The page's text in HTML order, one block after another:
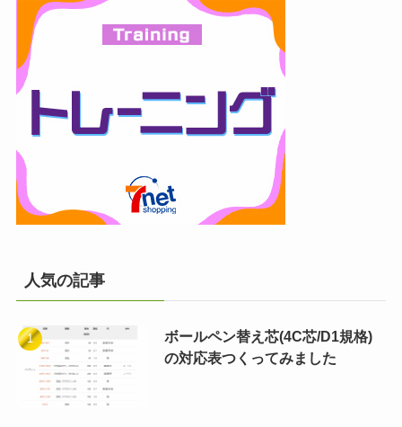
人気の記事
ボールペン替え芯(4C芯/D1規格)
の対応表つくってみました